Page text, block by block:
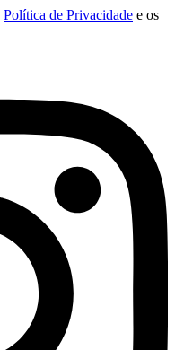
Política de Privacidade e os